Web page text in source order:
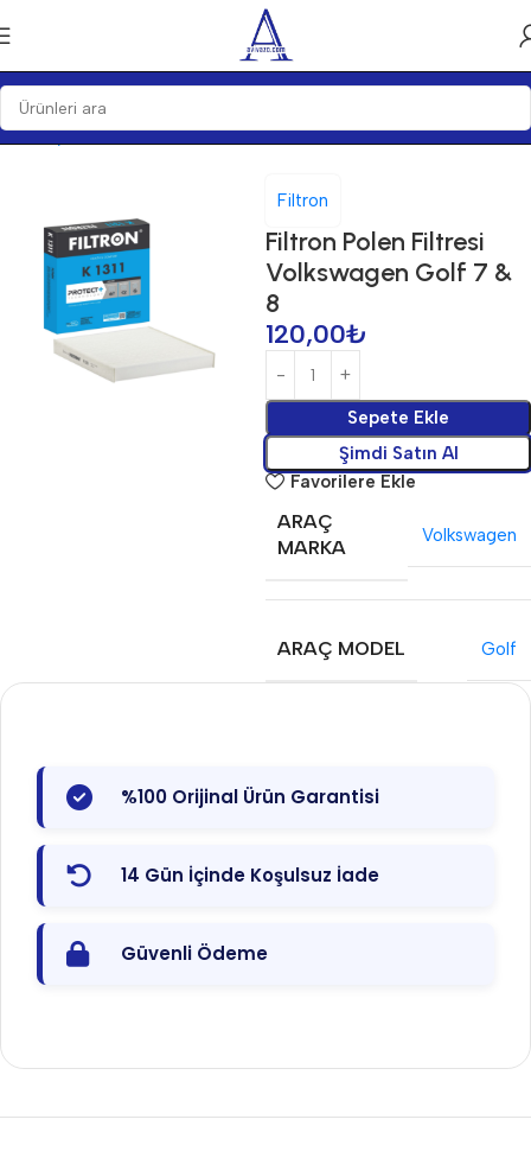
Ana Sayfa Bakım Ürünleri
Filtron
Filtron Polen Filtresi
Volkswagen Golf 7 &
8
120,00₺
Sepete Ekle
Şimdi Satın Al
Favorilere Ekle
ARAÇ
MARKA
Volkswagen
ARAÇ MODEL Golf
%100 Orijinal Ürün Garantisi
14 Gün İçinde Koşulsuz İade
Güvenli Ödeme